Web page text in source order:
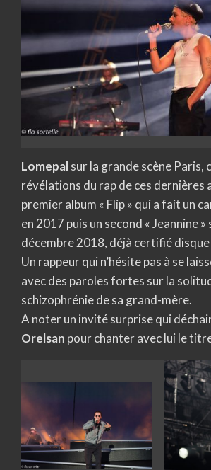
Lomepalsur la grande scène Paris,
révélations du rap de ces dernières
premier album « Flip » qui a fait un
en 2017 puis un second « Jeannine
décembre 2018, déjà certifié
Un rappeur qui n’hésite pas à se
avec des paroles fortes sur la
schizophrénie de sa grand-mère.
A noter un invité surprise qui
Orelsan pour chanter avec lui le